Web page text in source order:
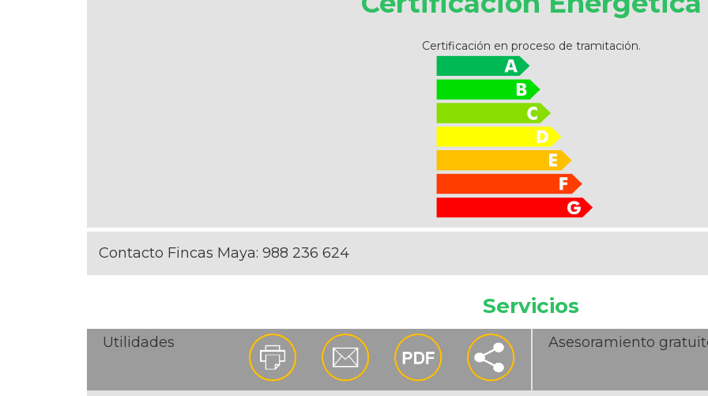
Certificación en proceso de tramitación.
Contacto Fincas Maya: 988 236 624
Servicios
Utilidades Asesoramiento